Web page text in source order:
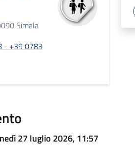
Simala
- +39 0783
27 luglio 2026, 11:57